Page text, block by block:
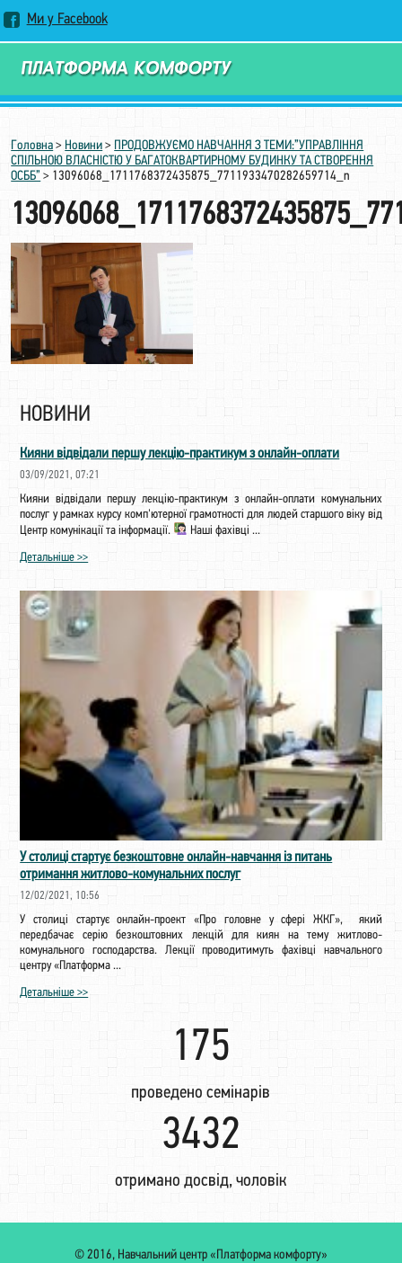
Ми у Facebook
Замовити дзвінок
Головна > Новини > ПРОДОВЖУЄМО НАВЧАННЯ З ТЕМИ:”УПРАВЛІННЯ
СПІЛЬНОЮ ВЛАСНІСТЮ У БАГАТОКВАРТИРНОМУ БУДИНКУ ТА СТВОРЕННЯ
ОСББ” > 13096068_1711768372435875_7711933470282659714_n
НОВИНИ
Кияни відвідали першу лекцію-практикум з онлайн-оплати
03/09/2021, 07:21
Кияни відвідали першу лекцію-практикум з онлайн-оплати комунальних
послуг у рамках курсу комп'ютерної грамотності для людей старшого віку від
Центр комунікації та інформації.
Наші фахівці ...
Детальніше >>
У столиці стартує безкоштовне онлайн-навчання із питань
отримання житлово-комунальних послуг
12/02/2021, 10:56
У столиці стартує онлайн-проект «Про головне у сфері ЖКГ», який
передбачає серію безкоштовних лекцій для киян на тему житлово-
комунального господарства. Лекції проводитимуть фахівці навчального
центру «Платформа ...
Детальніше >>
203
проведено семінарів
3984
отримано досвід, чоловік
© 2016, Навчальний центр «Платформа комфорту»